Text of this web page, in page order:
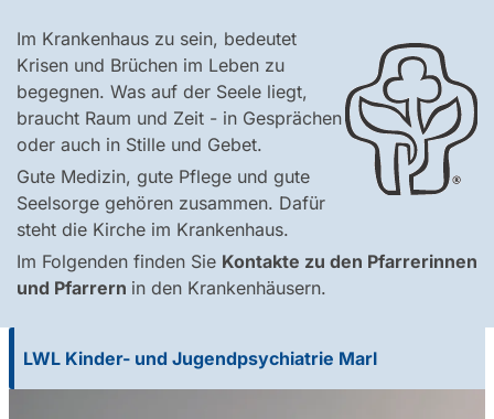
Im Krankenhaus zu sein, bedeutet
Krisen und Brüchen im Leben zu
begegnen. Was auf der Seele liegt,
braucht Raum und Zeit - in Gesprächen
oder auch in Stille und Gebet.
Gute Medizin, gute Pflege und gute
Seelsorge gehören zusammen. Dafür
steht die Kirche im Krankenhaus.
Im Folgenden finden Sie Kontakte zu den Pfarrerinnen
und Pfarrern in den Krankenhäusern.
LWL Kinder- und Jugendpsychiatrie Marl